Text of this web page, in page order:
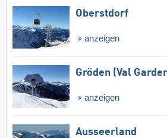
Oberstdorf
anzeigen
Gröden (Val
anzeigen
Ausseerland